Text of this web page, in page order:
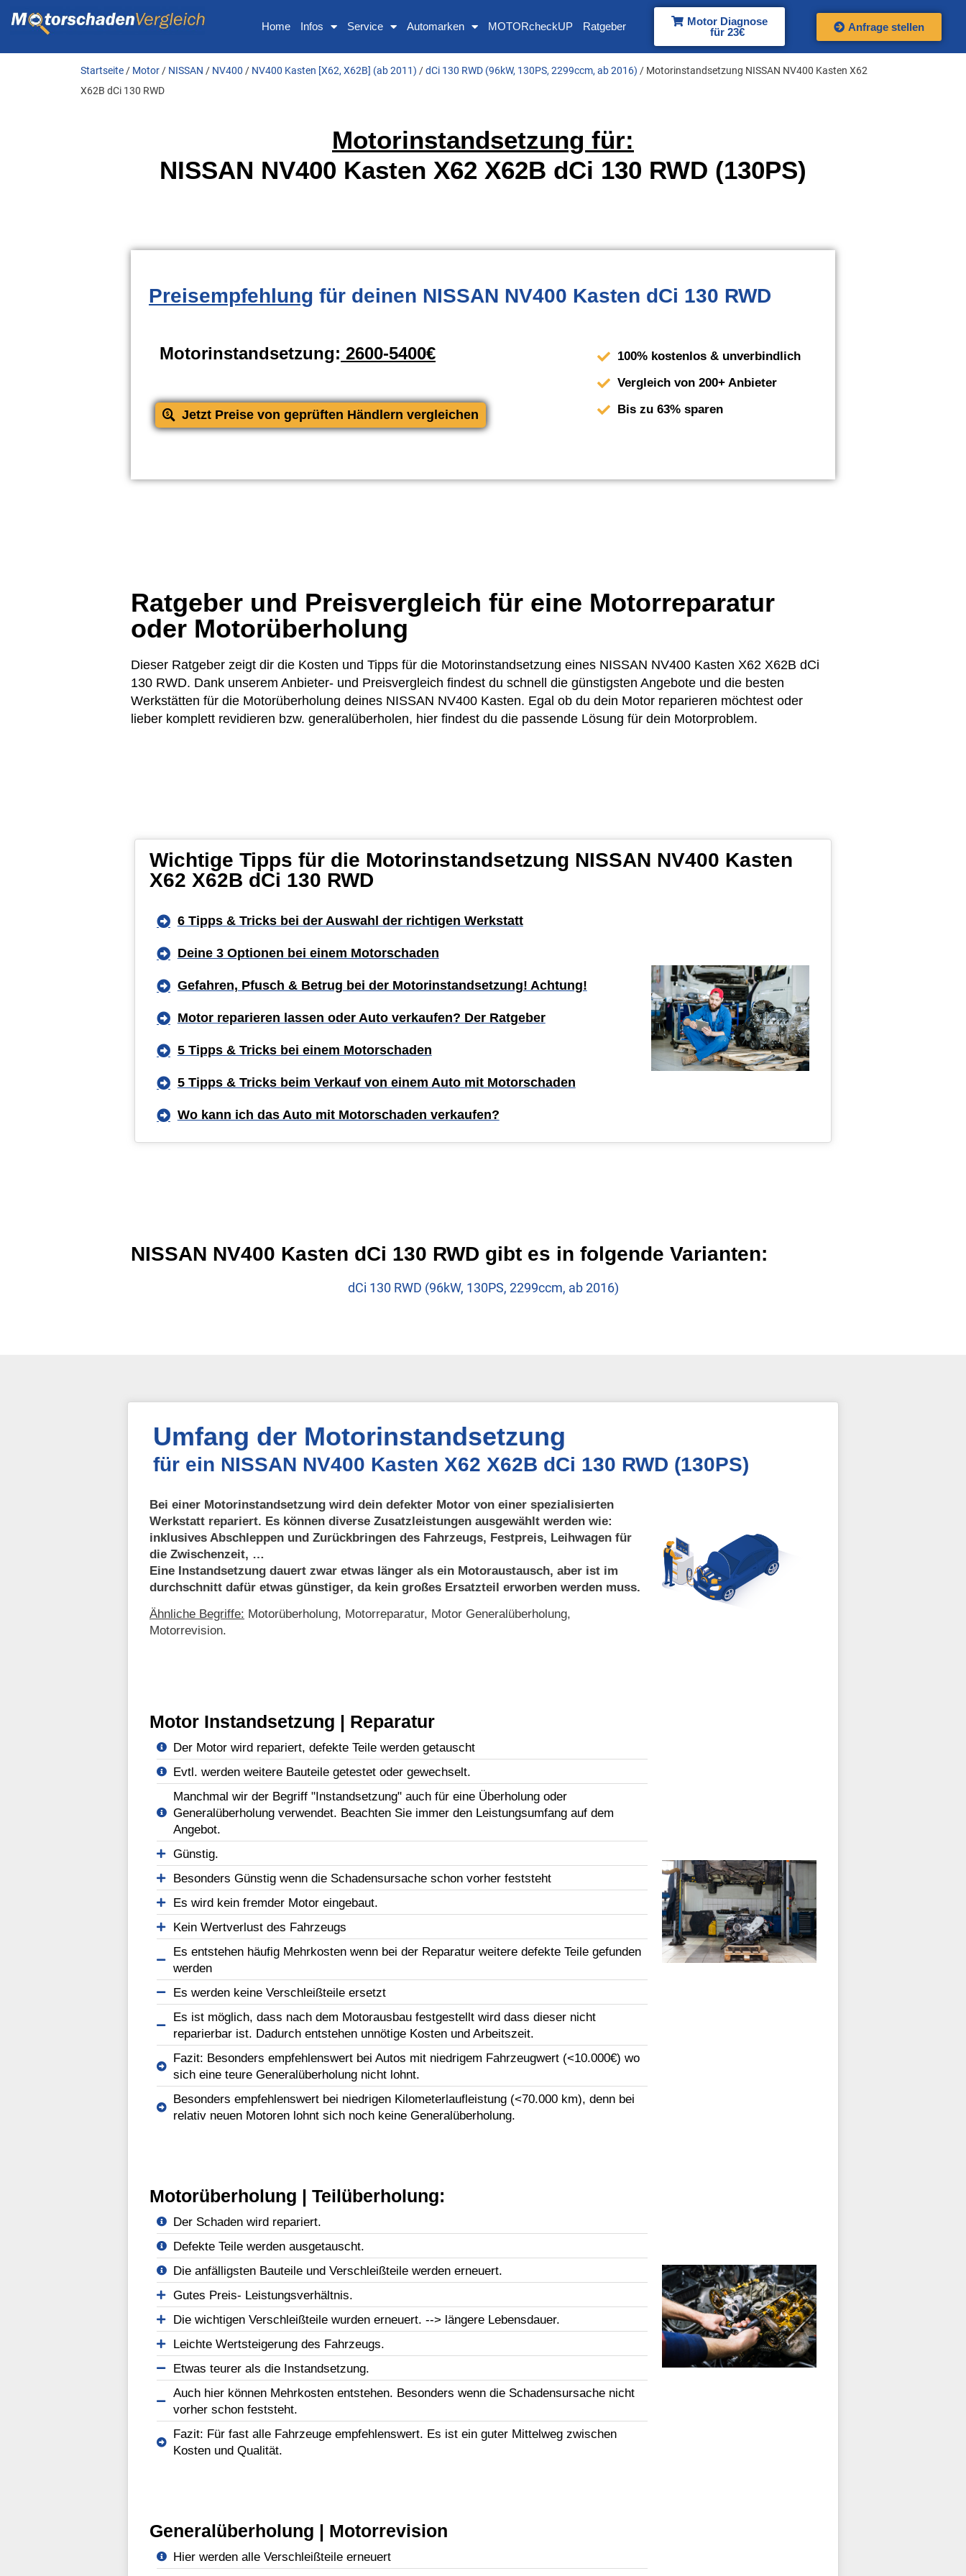
Home Infos Service Automarken MOTORcheckUP Ratgeber
Motor Diagnose
für 23€
Anfrage stellen
Startseite / Motor / NISSAN / NV400 / NV400 Kasten [X62, X62B] (ab 2011) /dCi 130 RWD (96kW, 130PS, 2299ccm, ab 2016) / Motorinstandsetzung NISSAN NV400 Kasten X62
X62B dCi 130 RWD
Motorinstandsetzung für:
NISSAN NV400 Kasten X62 X62B dCi 130 RWD (130PS)
Preisempfehlung für deinen NISSAN NV400 Kasten dCi 130 RWD
Motorinstandsetzung: 2600-5400€
Jetzt Preise von geprüften Händlern vergleichen
100% kostenlos & unverbindlich
Vergleich von 200+ Anbieter
Bis zu 63% sparen
Ratgeber und Preisvergleich für eine Motorreparatur
oder Motorüberholung
Dieser Ratgeber zeigt dir die Kosten und Tipps für die Motorinstandsetzung eines NISSAN NV400 Kasten X62 X62B dCi
130 RWD. Dank unserem Anbieter- und Preisvergleich findest du schnell die günstigsten Angebote und die besten
Werkstätten für die Motorüberholung deines NISSAN NV400 Kasten. Egal ob du dein Motor reparieren möchtest oder
lieber komplett revidieren bzw. generalüberholen, hier findest du die passende Lösung für dein Motorproblem.
Wichtige Tipps für die Motorinstandsetzung NISSAN NV400 Kasten
X62 X62B dCi 130 RWD
6 Tipps & Tricks bei der Auswahl der richtigen Werkstatt
Deine 3 Optionen bei einem Motorschaden
Gefahren, Pfusch & Betrug bei der Motorinstandsetzung! Achtung!
Motor reparieren lassen oder Auto verkaufen? Der Ratgeber
5 Tipps & Tricks bei einem Motorschaden
5 Tipps & Tricks beim Verkauf von einem Auto mit Motorschaden
Wo kann ich das Auto mit Motorschaden verkaufen?
NISSAN NV400 Kasten dCi 130 RWD gibt es in folgende Varianten:
dCi 130 RWD (96kW, 130PS, 2299ccm, ab 2016)
Umfang der Motorinstandsetzung
für ein NISSAN NV400 Kasten X62 X62B dCi 130 RWD (130PS)
Bei einer Motorinstandsetzung wird dein defekter Motor von einer spezialisierten
Werkstatt repariert. Es können diverse Zusatzleistungen ausgewählt werden wie:
inklusives Abschleppen und Zurückbringen des Fahrzeugs, Festpreis, Leihwagen für
die Zwischenzeit, …
Eine Instandsetzung dauert zwar etwas länger als ein Motoraustausch, aber ist im
durchschnitt dafür etwas günstiger, da kein großes Ersatzteil erworben werden muss.
Ähnliche Begriffe: Motorüberholung, Motorreparatur, Motor Generalüberholung,
Motorrevision.
Motor Instandsetzung | Reparatur
Der Motor wird repariert, defekte Teile werden getauscht
Evtl. werden weitere Bauteile getestet oder gewechselt.
Manchmal wir der Begriff "Instandsetzung" auch für eine Überholung oder
Generalüberholung verwendet. Beachten Sie immer den Leistungsumfang auf dem
Angebot.
Günstig.
Besonders Günstig wenn die Schadensursache schon vorher feststeht
Es wird kein fremder Motor eingebaut.
Kein Wertverlust des Fahrzeugs
Es entstehen häufig Mehrkosten wenn bei der Reparatur weitere defekte Teile gefunden
werden
Es werden keine Verschleißteile ersetzt
Es ist möglich, dass nach dem Motorausbau festgestellt wird dass dieser nicht
reparierbar ist. Dadurch entstehen unnötige Kosten und Arbeitszeit.
Fazit: Besonders empfehlenswert bei Autos mit niedrigem Fahrzeugwert (<10.000€) wo
sich eine teure Generalüberholung nicht lohnt.
Besonders empfehlenswert bei niedrigen Kilometerlaufleistung (<70.000 km), denn bei
relativ neuen Motoren lohnt sich noch keine Generalüberholung.
Motorüberholung | Teilüberholung:
Der Schaden wird repariert.
Defekte Teile werden ausgetauscht.
Die anfälligsten Bauteile und Verschleißteile werden erneuert.
Gutes Preis- Leistungsverhältnis.
Die wichtigen Verschleißteile wurden erneuert. --> längere Lebensdauer.
Leichte Wertsteigerung des Fahrzeugs.
Etwas teurer als die Instandsetzung.
Auch hier können Mehrkosten entstehen. Besonders wenn die Schadensursache nicht
vorher schon feststeht.
Fazit: Für fast alle Fahrzeuge empfehlenswert. Es ist ein guter Mittelweg zwischen
Kosten und Qualität.
Generalüberholung | Motorrevision
Hier werden alle Verschleißteile erneuert